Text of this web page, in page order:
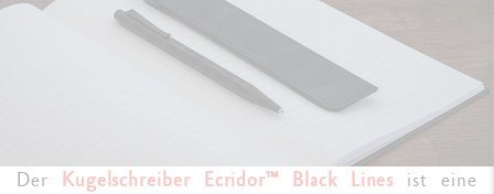
Der Kugelschreiber Ecridor™ Black Lines ist eine